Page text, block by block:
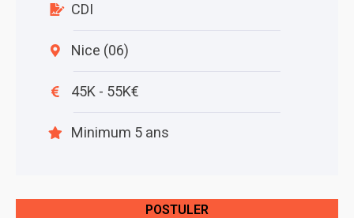
CDI
Nice (06)
45K - 55K€
Minimum 5 ans
POSTULER